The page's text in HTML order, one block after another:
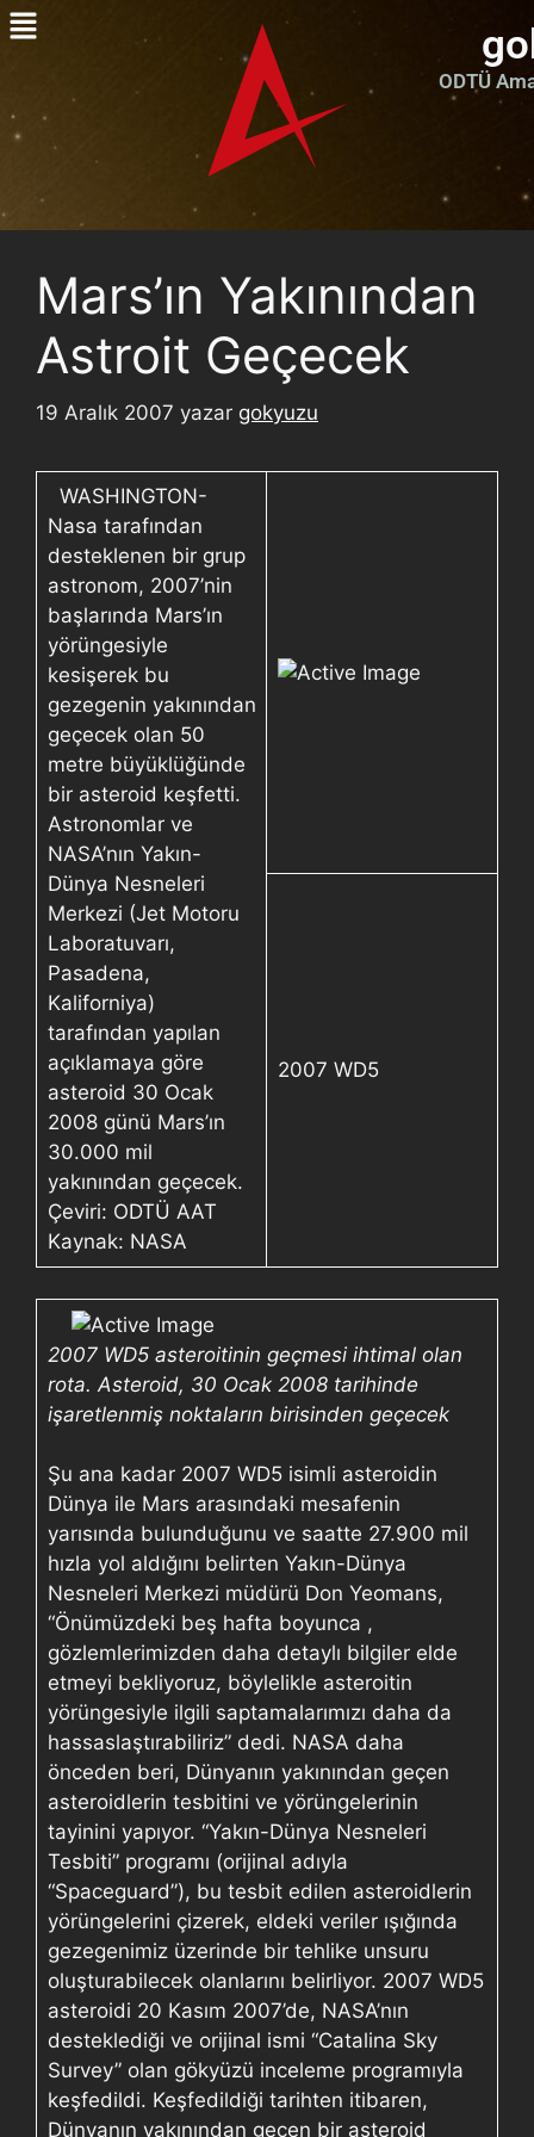
ODTÜ
Mars’ın Yakınından
Astroit Geçecek
19 Aralık 2007 yazar gokyuzu
WASHINGTON-
Nasa tarafından
desteklenen bir grup
astronom, 2007’nin
başlarında Mars’ın
yörüngesiyle
kesişerek bu
gezegenin yakınından
geçecek olan 50
metre büyüklüğünde
bir asteroid keşfetti.
Astronomlar ve
NASA’nın Yakın-
Dünya Nesneleri
Merkezi (Jet Motoru
Laboratuvarı,
Pasadena,
Kaliforniya)
tarafından yapılan
açıklamaya göre
asteroid 30 Ocak
2008 günü Mars’ın
30.000 mil
yakınından geçecek.
Çeviri: ODTÜ AAT
Kaynak: NASA
2007 WD5
2007 WD5 asteroitinin geçmesi ihtimal olan
rota. Asteroid, 30 Ocak 2008 tarihinde
işaretlenmiş noktaların birisinden geçecek
Şu ana kadar 2007 WD5 isimli asteroidin
Dünya ile Mars arasındaki mesafenin
yarısında bulunduğunu ve saatte 27.900 mil
hızla yol aldığını belirten Yakın-Dünya
Nesneleri Merkezi müdürü Don Yeomans,
“Önümüzdeki beş hafta boyunca ,
gözlemlerimizden daha detaylı bilgiler elde
etmeyi bekliyoruz, böylelikle asteroitin
yörüngesiyle ilgili saptamalarımızı daha da
hassaslaştırabiliriz” dedi. NASA daha
önceden beri, Dünyanın yakınından geçen
asteroidlerin tesbitini ve yörüngelerinin
tayinini yapıyor. “Yakın-Dünya Nesneleri
Tesbiti” programı (orijinal adıyla
“Spaceguard”), bu tesbit edilen asteroidlerin
yörüngelerini çizerek, eldeki veriler ışığında
gezegenimiz üzerinde bir tehlike unsuru
oluşturabilecek olanlarını belirliyor. 2007 WD5
asteroidi 20 Kasım 2007’de, NASA’nın
desteklediği ve orijinal ismi “Catalina Sky
Survey” olan gökyüzü inceleme programıyla
keşfedildi. Keşfedildiği tarihten itibaren,
Dünyanın yakınından geçen bir asteroid